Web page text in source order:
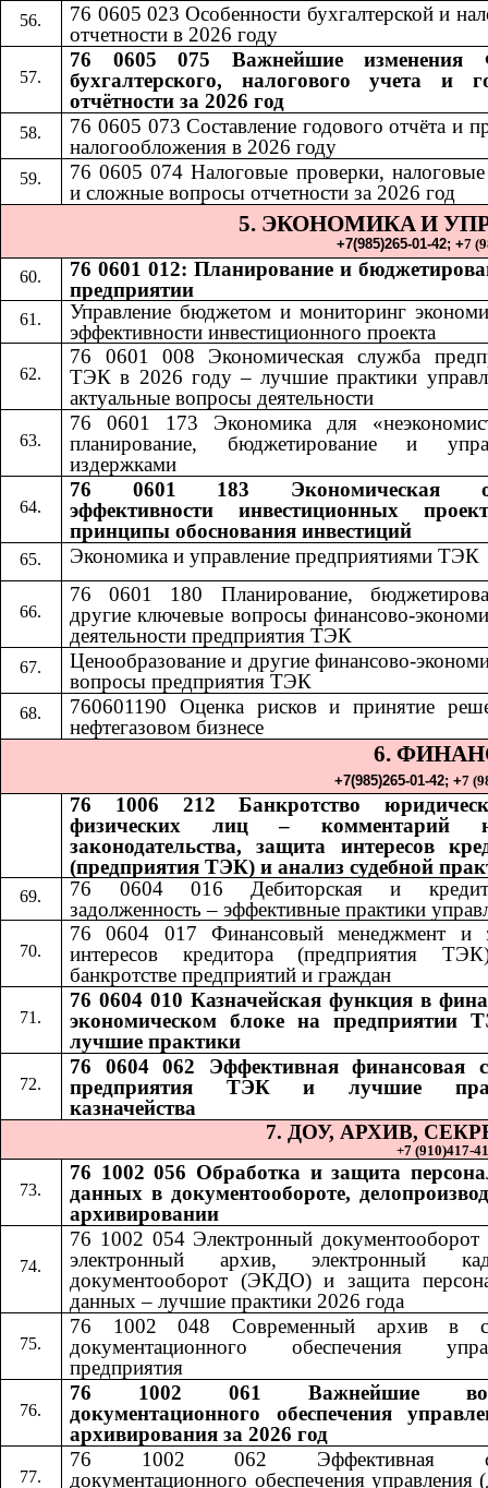
76 0605 023 Особенности бухгалтерской и
отчетности в 2026 году
76 0605 075 Важнейшие изменения
бухгалтерского, налогового учета и
отчётности за 2026 год
76 0605 073 Составление годового отчёта и
налогообложения в 2026 году
76 0605 074 Налоговые проверки,
и сложные вопросы отчетности за 2026 год
5. ЭКОНОМИКА И
+7(985)265-01-42;​​+7
76 0601 012: Планирование и
предприятии
Управление бюджетом и мониторинг
эффективности инвестиционного проекта
76 0601 008 Экономическая служба
ТЭК в 2026 году – лучшие практики
актуальные вопросы деятельности
76 0601 173 Экономика для
планирование, бюджетирование и
издержками
76 0601 183 Экономическая
эффективности инвестиционных
принципы обоснования инвестиций
Экономика и управление предприятиями ТЭК
76 0601 180 Планирование,
другие ключевые вопросы финансово-
деятельности предприятия ТЭК
Ценообразование и другие финансово-
вопросы предприятия ТЭК
760601190 Оценка рисков и принятие
нефтегазовом бизнесе
6.
+7(985)265-01-42;​​ +7
76 1006 212 Банкротство
физических лиц – комментарий
законодательства, защита интересов
(предприятия ТЭК) и анализ судебной
76 0604 016 Дебиторская и
задолженность – эффективные практики
76 0604 017 Финансовый менеджмент и
интересов кредитора (предприятия
банкротстве предприятий и граждан
76 0604 010 Казначейская функция в
экономическом блоке на
лучшие практики
76 0604 062 Эффективная финансовая
предприятия ТЭК и лучшие
казначейства
7. ДОУ, АРХИВ,
+7 (910)417-
76 1002 056 Обработка и защита
данных в документообороте,
архивировании
76 1002 054 Электронный
электронный архив, электронный
документооборот (ЭКДО) и защита
данных – лучшие практики 2026 года
76 1002 048 Современный архив в
документационного обеспечения
предприятия
76 1002 061 Важнейшие
документационного обеспечения
архивирования за 2026 год
76 1002 062 Эффективная
документационного обеспечения